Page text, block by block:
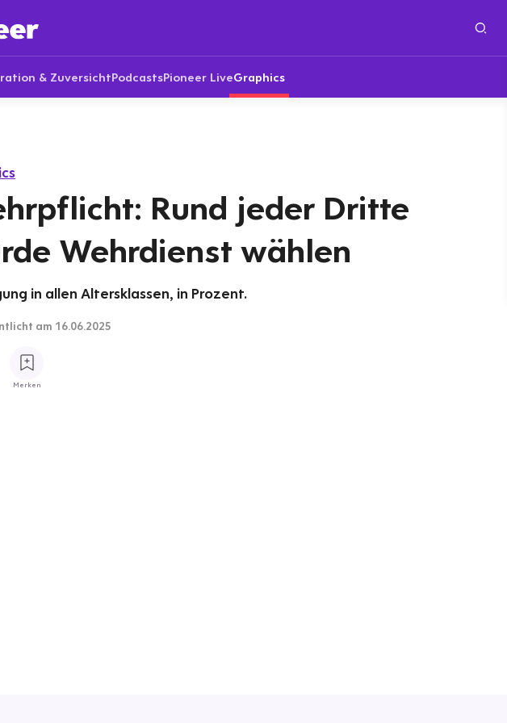
& ZuversichtPodcastsPioneer LiveGraphics
Rund jeder Dritte
Wehrdienst wählen
in allen Altersklassen, in Prozent.
am 16.06.2025
Merken